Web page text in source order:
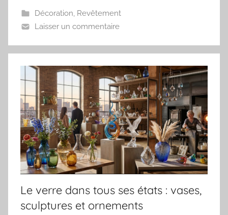
Décoration, Revêtement
Laisser un commentaire
Le verre dans tous ses états : vases,
sculptures et ornements